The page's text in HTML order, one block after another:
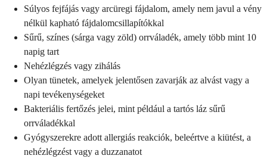
Súlyos fejfájás vagy arcüregi fájdalom, amely nem javul a vény
nélkül kapható fájdalomcsillapítókkal
Sűrű, színes (sárga vagy zöld) orrváladék, amely több mint 10
napig tart
Nehézlégzés vagy zihálás
Olyan tünetek, amelyek jelentősen zavarják az alvást vagy a
napi tevékenységeket
Bakteriális fertőzés jelei, mint például a tartós láz sűrű
orrváladékkal
Gyógyszerekre adott allergiás reakciók, beleértve a kiütést, a
nehézlégzést vagy a duzzanatot